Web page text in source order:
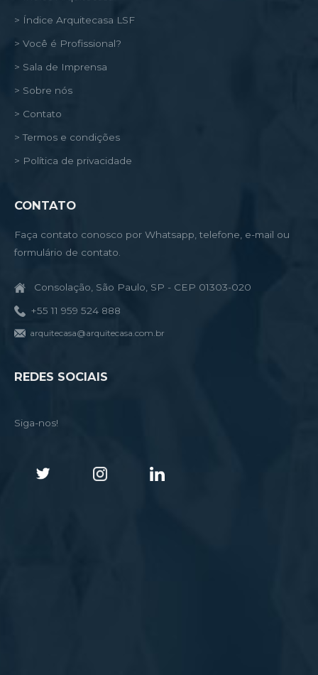
> Índice Arquitecasa LSF
> Você é Profissional?
> Sala de Imprensa
> Sobre nós
> Contato
> Termos e condições
> Política de privacidade
CONTATO
Faça contato conosco por Whatsapp, telefone, e-mail ou
formulário de contato.
Consolação, São Paulo, SP - CEP 01303-020
+55 11 959 524 888
arquitecasa@arquitecasa.com.br
REDES SOCIAIS
Siga-nos!